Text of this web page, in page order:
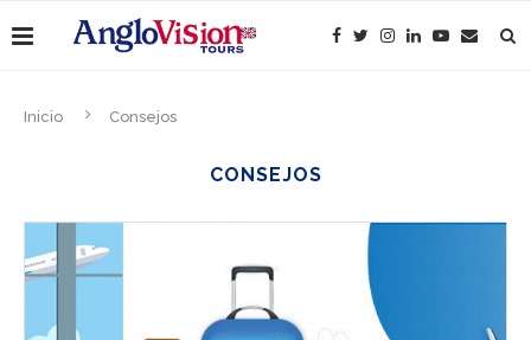
Inicio Consejos
CONSEJOS